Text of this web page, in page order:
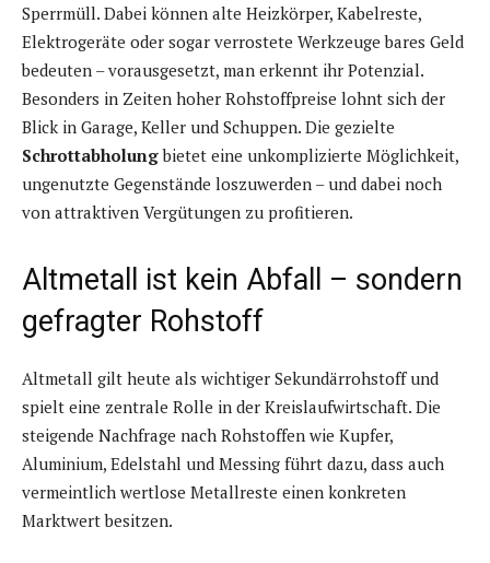
Sperrmüll. Dabei können alte Heizkörper, Kabelreste,
Elektrogeräte oder sogar verrostete Werkzeuge bares Geld
bedeuten – vorausgesetzt, man erkennt ihr Potenzial.
Besonders in Zeiten hoher Rohstoffpreise lohnt sich der
Blick in Garage, Keller und Schuppen. Die gezielte
Schrottabholungbietet eine unkomplizierte Möglichkeit,
ungenutzte Gegenstände loszuwerden – und dabei noch
von attraktiven Vergütungen zu profitieren.
Altmetall ist kein Abfall – sondern
gefragter Rohstoff
Altmetall gilt heute als wichtiger Sekundärrohstoff und
spielt eine zentrale Rolle in der Kreislaufwirtschaft. Die
steigende Nachfrage nach Rohstoffen wie Kupfer,
Aluminium, Edelstahl und Messing führt dazu, dass auch
vermeintlich wertlose Metallreste einen konkreten
Marktwert besitzen.